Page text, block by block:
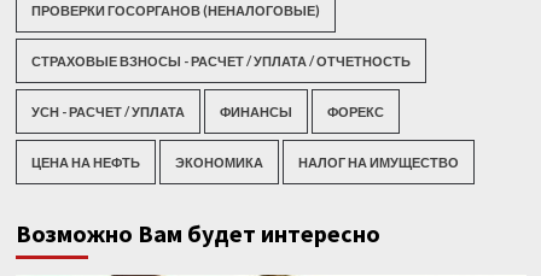
ПРОВЕРКИ ГОСОРГАНОВ (НЕНАЛОГОВЫЕ)
СТРАХОВЫЕ ВЗНОСЫ - РАСЧЕТ / УПЛАТА / ОТЧЕТНОСТЬ
УСН - РАСЧЕТ / УПЛАТА ФИНАНСЫ ФОРЕКС
ЦЕНА НА НЕФТЬ ЭКОНОМИКА НАЛОГ НА ИМУЩЕСТВО
Возможно Вам будет интересно